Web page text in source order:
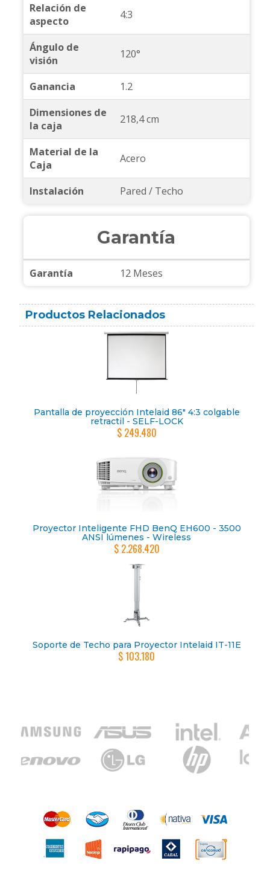
Relación de
aspecto
4:3
Ángulo de
visión
120°
Ganancia
1.2
Dimensiones de
la caja
218,4 cm
Material de la
Caja
Acero
Instalación Pared / Techo
Garantía
Garantía 12 Meses
Productos Relacionados
Pantalla de proyección Intelaid 86" 4:3 colgable
retractil - SELF-LOCK
$ 249.480
Proyector Inteligente FHD BenQ EH600 - 3500
ANSI lúmenes - Wireless
$ 2.268.420
Soporte de Techo para Proyector Intelaid IT-11E
$ 103.180